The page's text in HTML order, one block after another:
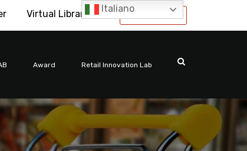
International
Virtual Library
Award Retail Innovation Lab
Italiano